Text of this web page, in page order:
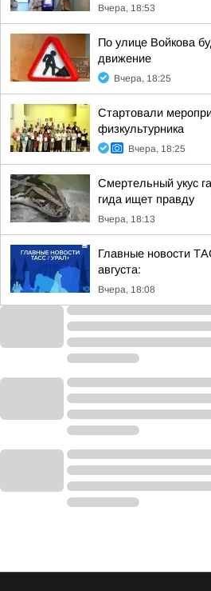
Вчера, 18:53
По улице Войкова
движение
Вчера, 18:25
Стартовали
физкультурника
Вчера, 18:25
Смертельный укус
гида ищет правду
Вчера, 18:13
Главные новости
августа:
Вчера, 18:08